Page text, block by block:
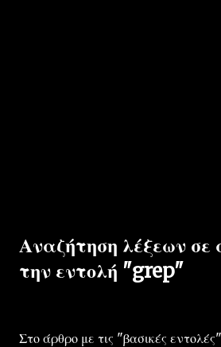
Αναζήτηση λέξεων σε
την εντολή "grep"
Στο άρθρο με τις "βασικές